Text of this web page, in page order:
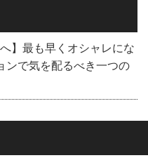
】最も早くオシャレにな
ンで気を配るべき一つの